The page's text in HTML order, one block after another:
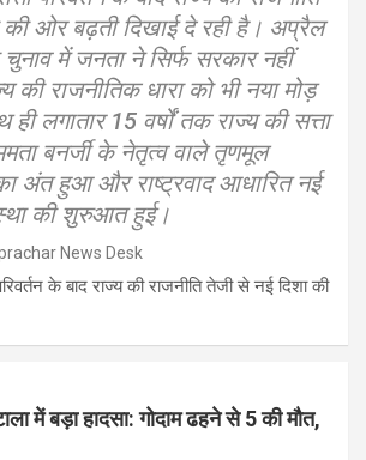
की ओर बढ़ती दिखाई दे रही है। अप्रैल
में जनता ने सिर्फ सरकार नहीं
की राजनीतिक धारा को भी नया मोड़
लगातार 15 वर्षों तक राज्य की सत्ता
बनर्जी के नेतृत्व वाले तृणमूल
अंत हुआ और राष्ट्रवाद आधारित नई
की शुरुआत हुई।
News Desk
के बाद राज्य की राजनीति तेजी से नई दिशा की
में बड़ा हादसा: गोदाम ढहने से 5 की मौत,